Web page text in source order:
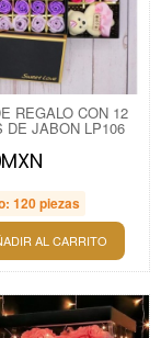
REGALO CON 12
DE JABON LP106
120 piezas
AL CARRITO